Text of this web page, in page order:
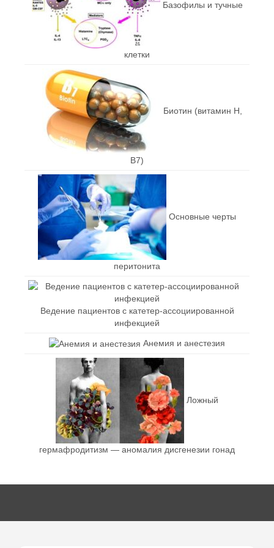
Базофилы и тучные
клетки
Биотин (витамин Н,
В7)
Основные черты
перитонита
Ведение пациентов с катетер-ассоциированной
инфекцией
Анемия и анестезия
Ложный
гермафродитизм — аномалия дисгенезии гонад